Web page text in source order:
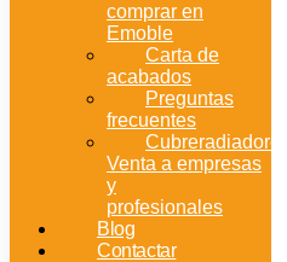
comprar en
Emoble
Carta de
acabados
Preguntas
frecuentes
Cubreradiadores:
Venta a empresas
y
profesionales
Blog
Contactar